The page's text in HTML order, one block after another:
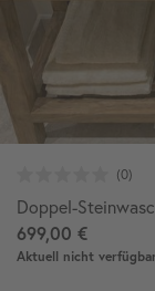
Doppel-
699,00 €
Aktuell nicht